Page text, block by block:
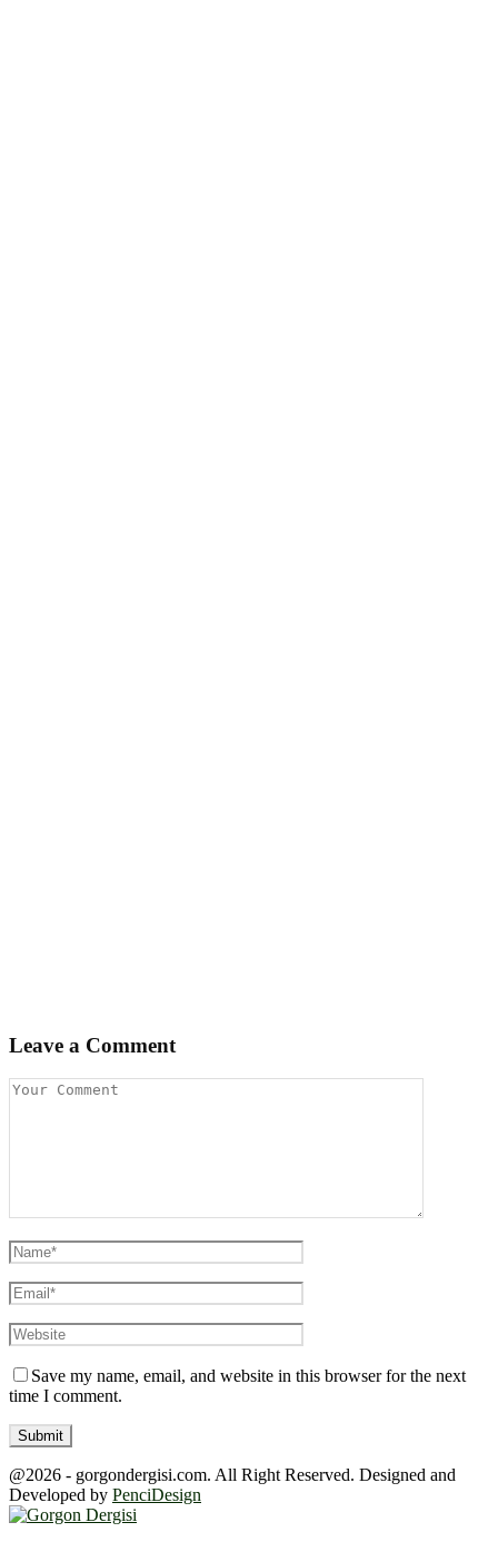
Leave a Comment
Save my name, email, and website in this browser for the next
time I comment.
@2026 - gorgondergisi.com. All Right Reserved. Designed and
Developed by PenciDesign